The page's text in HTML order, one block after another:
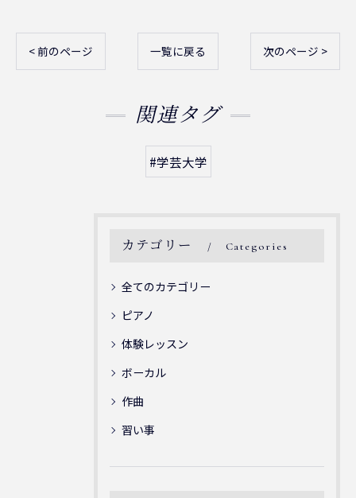
< 前のページ 一覧に戻る 次のページ >
関連タグ
#学芸大学
カテゴリー Categories
全てのカテゴリー
ピアノ
体験レッスン
ボーカル
作曲
習い事